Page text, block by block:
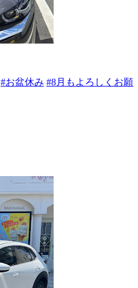
#お盆休み #8月もよろしくお願